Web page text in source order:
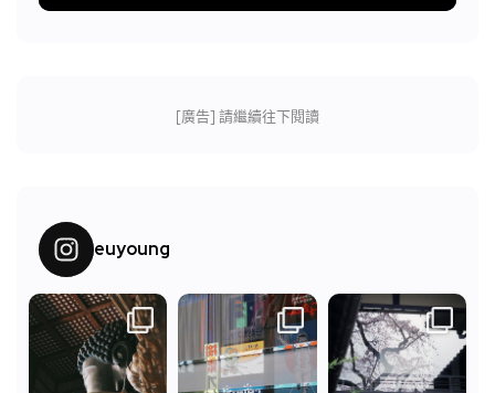
[廣告] 請繼續往下閱讀
euyoung